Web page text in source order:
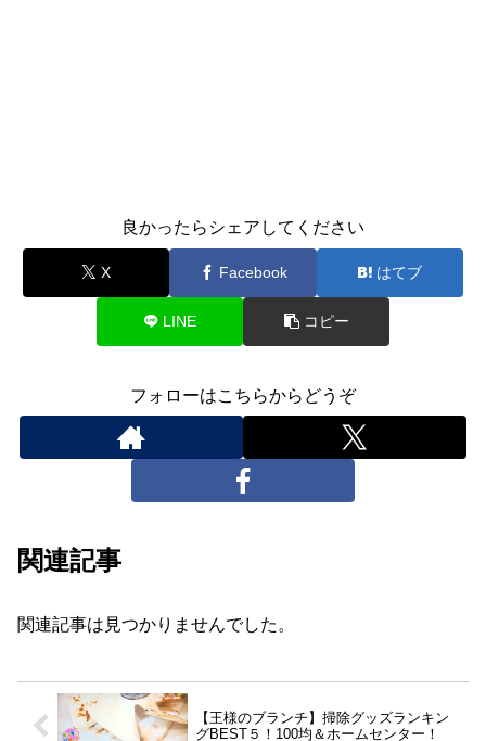
良かったらシェアしてください
X Facebook はてブ
LINE コピー
フォローはこちらからどうぞ
関連記事
関連記事は見つかりませんでした。
【王様のブランチ】掃除グッズランキン
グBEST５！100均＆ホームセンター！